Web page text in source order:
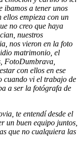
ibamos a tener unos
ellos empieza con un
no creo que haya
nuestros
nos vieron en la foto
matrimonio, el
FotoDumbrava,
con ellos en ese
cuando vi el trabajo de
a ser la fotógrafa de
te entendí desde el
un buen equipo juntos,
que no cualquiera las